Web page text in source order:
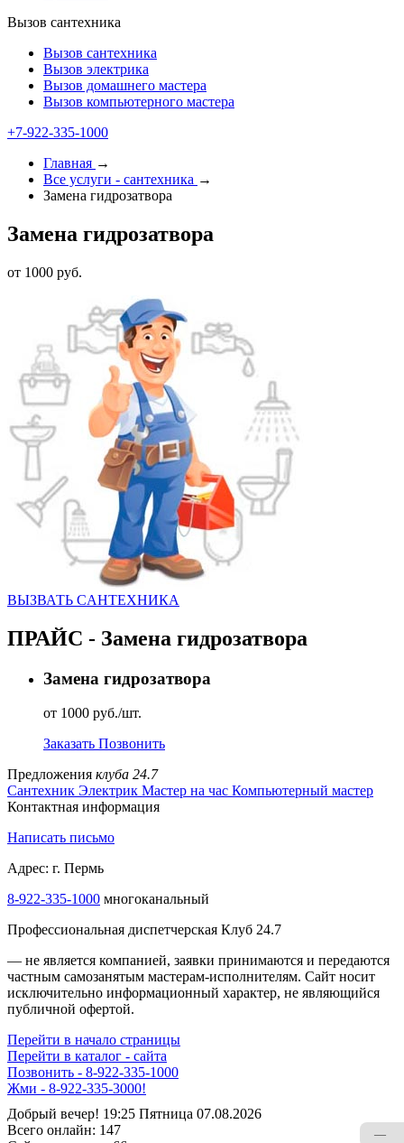
Вызов сантехника
Вызов сантехника
Вызов электрика
Вызов домашнего мастера
Вызов компьютерного мастера
+7-922-335-1000
Главная →
Все услуги - cантехника →
Замена гидрозатвора
Замена гидрозатвора
от 1000 руб.
ВЫЗВАТЬ CАНТЕХНИКА
ПРАЙС - Замена гидрозатвора
Замена гидрозатвора
от 1000 руб./шт.
Заказать Позвонить
Предложения клуба 24.7
Сантехник Электрик Мастер на час Компьютерный мастер
Контактная информация
Написать письмо
Адрес: г. Пермь
8-922-335-1000 многоканальный
Профессиональная диспетчерская Клуб 24.7
— не является компанией, заявки принимаются и передаются
частным самозанятым мастерам‑исполнителям. Сайт носит
исключительно информационный характер, не являющийся
публичной офертой.
Перейти в начало страницы
Перейти в каталог - сайта
Позвонить - 8-922-335-1000
Жми - 8-922-335-3000!
Добрый вечер! 19:25 Пятница 07.08.2026
Всего онлайн: 147
—